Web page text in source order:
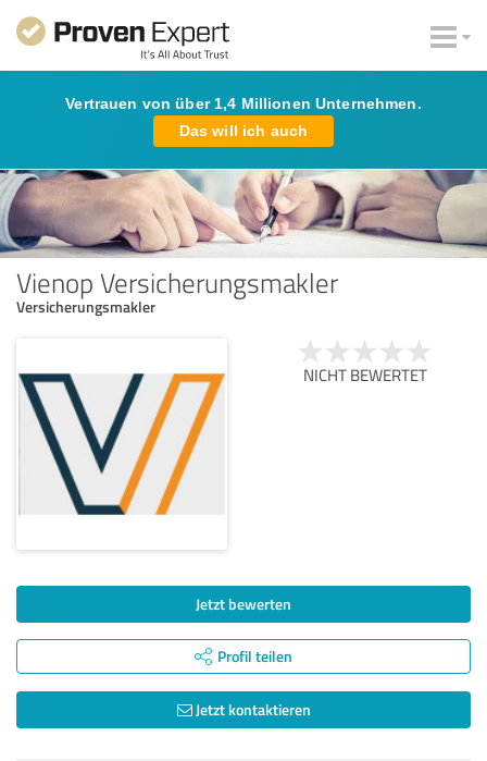
Vertrauen von über 1,4 Millionen Unternehmen.
Das will ich auch
Vienop Versicherungsmakler
Versicherungsmakler
NICHT BEWERTET
Jetzt bewerten
Profil teilen
Jetzt kontaktieren